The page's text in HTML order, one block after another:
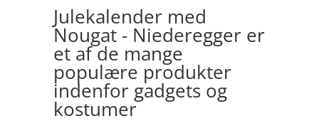
Julekalender med
Nougat - Niederegger er
et af de mange
populære produkter
indenfor gadgets og
kostumer